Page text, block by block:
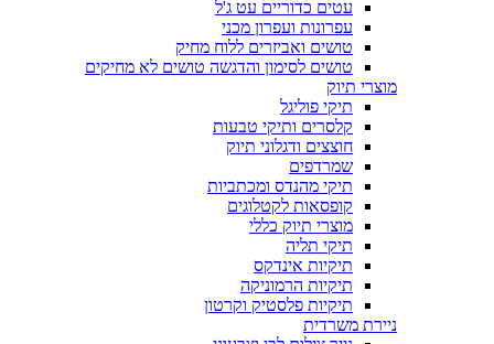
עטים כדוריים עט ג'ל
עפרונות ועפרון מכני
טושים ואביזרים ללוח מחיק
טושים לסימון והדגשה טושים לא מחיקים
מוצרי תיוק
תיקי פוליגל
קלסרים ותיקי טבעות
חוצצים ודגלוני תיוק
שמרדפים
תיקי מהנדס ומכתביות
קופסאות לקטלוגים
מוצרי תיוק כללי
תיקי תליה
תיקיות אינדקס
תיקיות הרמוניקה
תיקיות פלסטיק וקרטון
ניירת משרדית